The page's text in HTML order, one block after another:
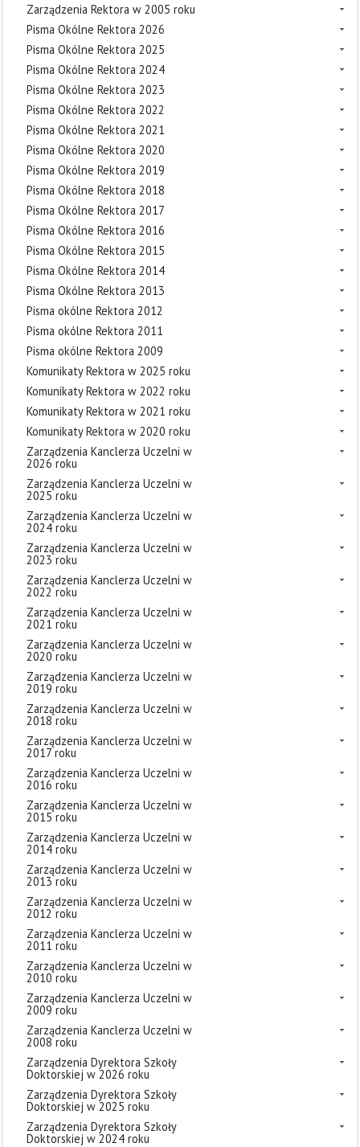
Zarządzenia Rektora w 2005 roku
Pisma Okólne Rektora 2026
Pisma Okólne Rektora 2025
Pisma Okólne Rektora 2024
Pisma Okólne Rektora 2023
Pisma Okólne Rektora 2022
Pisma Okólne Rektora 2021
Pisma Okólne Rektora 2020
Pisma Okólne Rektora 2019
Pisma Okólne Rektora 2018
Pisma Okólne Rektora 2017
Pisma Okólne Rektora 2016
Pisma Okólne Rektora 2015
Pisma Okólne Rektora 2014
Pisma Okólne Rektora 2013
Pisma okólne Rektora 2012
Pisma okólne Rektora 2011
Pisma okólne Rektora 2009
Komunikaty Rektora w 2025 roku
Komunikaty Rektora w 2022 roku
Komunikaty Rektora w 2021 roku
Komunikaty Rektora w 2020 roku
Zarządzenia Kanclerza Uczelni w
2026 roku
Zarządzenia Kanclerza Uczelni w
2025 roku
Zarządzenia Kanclerza Uczelni w
2024 roku
Zarządzenia Kanclerza Uczelni w
2023 roku
Zarządzenia Kanclerza Uczelni w
2022 roku
Zarządzenia Kanclerza Uczelni w
2021 roku
Zarządzenia Kanclerza Uczelni w
2020 roku
Zarządzenia Kanclerza Uczelni w
2019 roku
Zarządzenia Kanclerza Uczelni w
2018 roku
Zarządzenia Kanclerza Uczelni w
2017 roku
Zarządzenia Kanclerza Uczelni w
2016 roku
Zarządzenia Kanclerza Uczelni w
2015 roku
Zarządzenia Kanclerza Uczelni w
2014 roku
Zarządzenia Kanclerza Uczelni w
2013 roku
Zarządzenia Kanclerza Uczelni w
2012 roku
Zarządzenia Kanclerza Uczelni w
2011 roku
Zarządzenia Kanclerza Uczelni w
2010 roku
Zarządzenia Kanclerza Uczelni w
2009 roku
Zarządzenia Kanclerza Uczelni w
2008 roku
Zarządzenia Dyrektora Szkoły
Doktorskiej w 2026 roku
Zarządzenia Dyrektora Szkoły
Doktorskiej w 2025 roku
Zarządzenia Dyrektora Szkoły
Doktorskiej w 2024 roku